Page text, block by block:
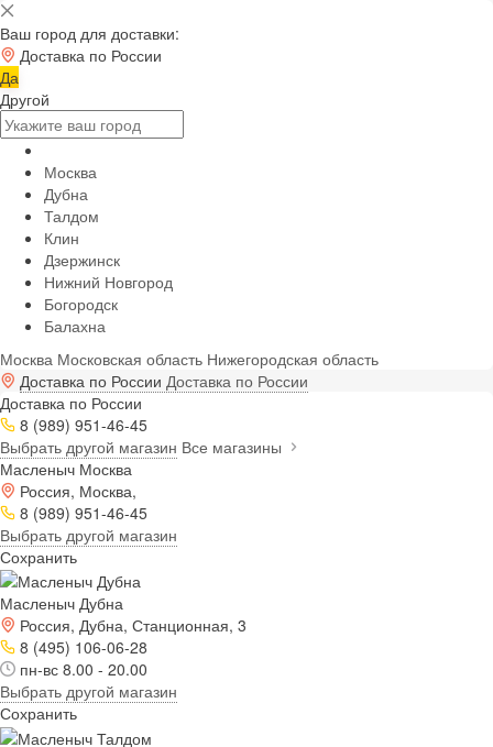
Ваш город для доставки:
Доставка по России
Да
Другой
Москва
Дубна
Талдом
Клин
Дзержинск
Нижний Новгород
Богородск
Балахна
Москва Московская область Нижегородская область
Доставка по России Доставка по России
Доставка по России
8 (989) 951-46-45
Выбрать другой магазин Все магазины
Масленыч Москва
Россия, Москва,
8 (989) 951-46-45
Выбрать другой магазин
Сохранить
Масленыч Дубна
Россия, Дубна, Станционная, 3
8 (495) 106-06-28
пн-вс 8.00 - 20.00
Выбрать другой магазин
Сохранить